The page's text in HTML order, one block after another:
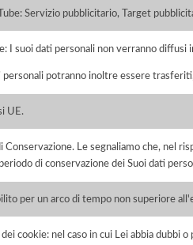
Servizio pubblicitario, Target
I suoi dati personali non verranno diffusi
personali potranno inoltre essere
UE.
Conservazione. Le segnaliamo che, nel
di conservazione dei Suoi dati
per un arco di tempo non superiore
cookie: nel caso in cui Lei abbia dubbi